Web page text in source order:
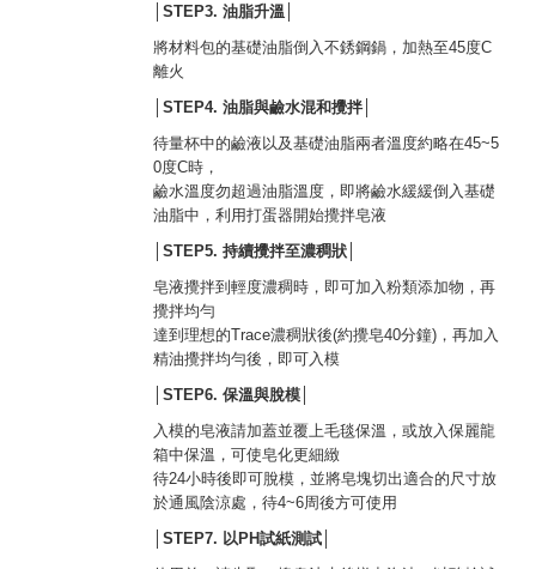
│STEP3. 油脂升溫
將材料包的基礎油脂倒入不銹鋼鍋，加熱至45度C
離火
│STEP4. 油脂與鹼水混和攪拌│
待量杯中的鹼液以及基礎油脂兩者溫度約略在45~5
0度C時，
鹼水溫度勿超過油脂溫度，即將鹼水緩緩倒入基礎
油脂中，利用打蛋器開始攪拌皂液
│STEP5. 持續攪拌至濃稠狀
皂液攪拌到輕度濃稠時，即可加入粉類添加物，再
攪拌均勻
達到理想的Trace濃稠狀後(約攪皂40分鐘)，再加入
精油攪拌均勻後，即可入模
│STEP6. 保溫與脫模
入模的皂液請加蓋並覆上毛毯保溫，或放入保麗龍
箱中保溫，可使皂化更細緻
待24小時後即可脫模，並將皂塊切出適合的尺寸放
於通風陰涼處，待4~6周後方可使用
│STEP7. 以PH試紙測試